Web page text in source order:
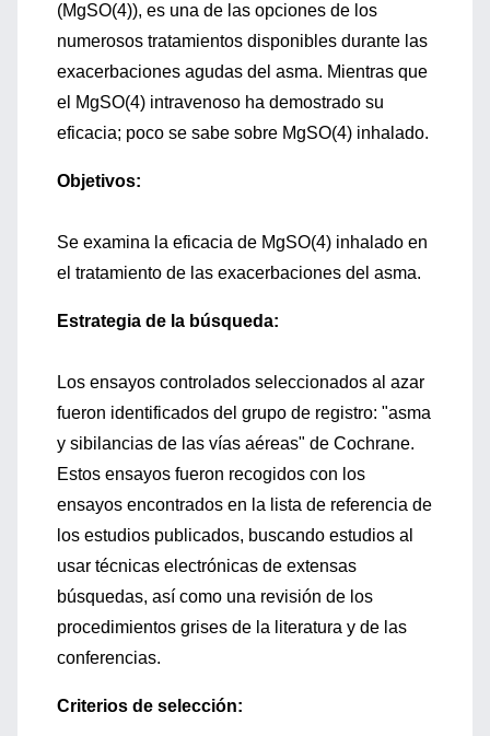
(MgSO(4)), es una de las opciones de los
numerosos tratamientos disponibles durante las
exacerbaciones agudas del asma. Mientras que
el MgSO(4) intravenoso ha demostrado su
eficacia; poco se sabe sobre MgSO(4) inhalado.
Objetivos:
Se examina la eficacia de MgSO(4) inhalado en
el tratamiento de las exacerbaciones del asma.
Estrategia de la búsqueda:
Los ensayos controlados seleccionados al azar
fueron identificados del grupo de registro: "asma
y sibilancias de las vías aéreas" de Cochrane.
Estos ensayos fueron recogidos con los
ensayos encontrados en la lista de referencia de
los estudios publicados, buscando estudios al
usar técnicas electrónicas de extensas
búsquedas, así como una revisión de los
procedimientos grises de la literatura y de las
conferencias.
Criterios de selección: